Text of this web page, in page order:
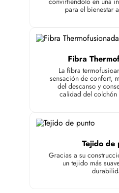
para el bienestar
Fibra
La fibra
sensación de confort,
del descanso y
calidad del
Tejido de
Gracias a su
un tejido más